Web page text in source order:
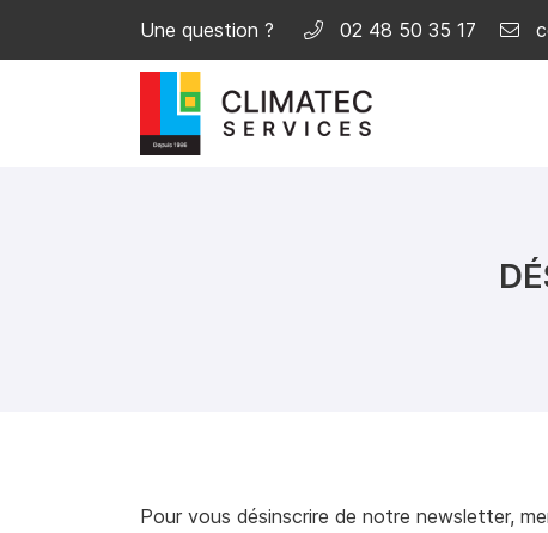
Une question ? 02 48 50 35 17
33 rue Louis Armand
Pour vous désinscrire de notre newsletter,